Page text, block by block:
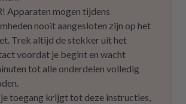
Apparaten mogen tijdens
nooit aangesloten zijn op het
Trek altijd de stekker uit het
voordat je begint en wacht
tot alle onderdelen volledig
toegang krijgt tot deze instructies,